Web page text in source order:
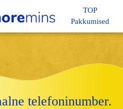
TOP
Pakkumised
telefoninumber.